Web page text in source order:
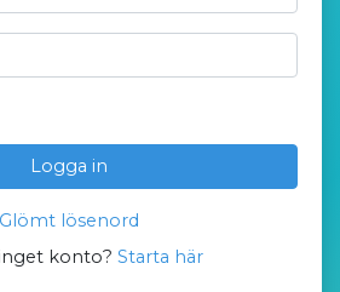
Logga in
Glömt lösenord
konto? Starta här